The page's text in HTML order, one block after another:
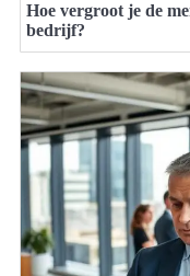
Hoe vergroot je de
bedrijf?